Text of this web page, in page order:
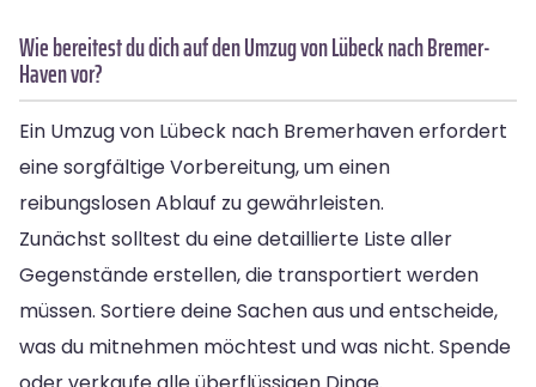
Wie bereitest du dich auf den Umzug von Lübeck nach Bremer­
Haven vor?
Ein Umzug von Lübeck nach Bremerhaven erfordert
eine sorgfältige Vorbereitung, um einen
reibungslosen Ablauf zu gewährleisten.
Zunächst solltest du eine detaillierte Liste aller
Gegenstände erstellen, die transportiert werden
müssen. Sortiere deine Sachen aus und entscheide,
was du mitnehmen möchtest und was nicht. Spende